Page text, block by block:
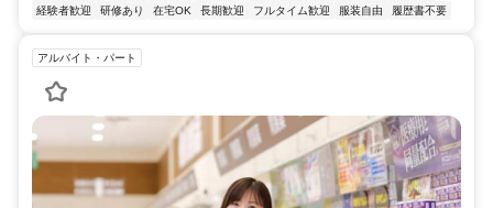
経験者歓迎
研修あり 在宅OK 長期歓迎 フルタイム歓迎 服装自由 履歴書不要
アルバイト・パート